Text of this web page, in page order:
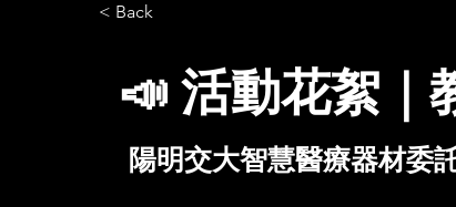
< Back
📣 活動花絮｜
陽明交大智慧醫療器材委